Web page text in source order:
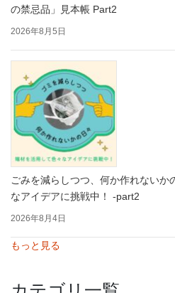
の禁忌品」見本帳 Part2
2026年8月5日
ごみを減らしつつ、何か作れないか
なアイデアに挑戦中！ -part2
2026年8月4日
もっと見る